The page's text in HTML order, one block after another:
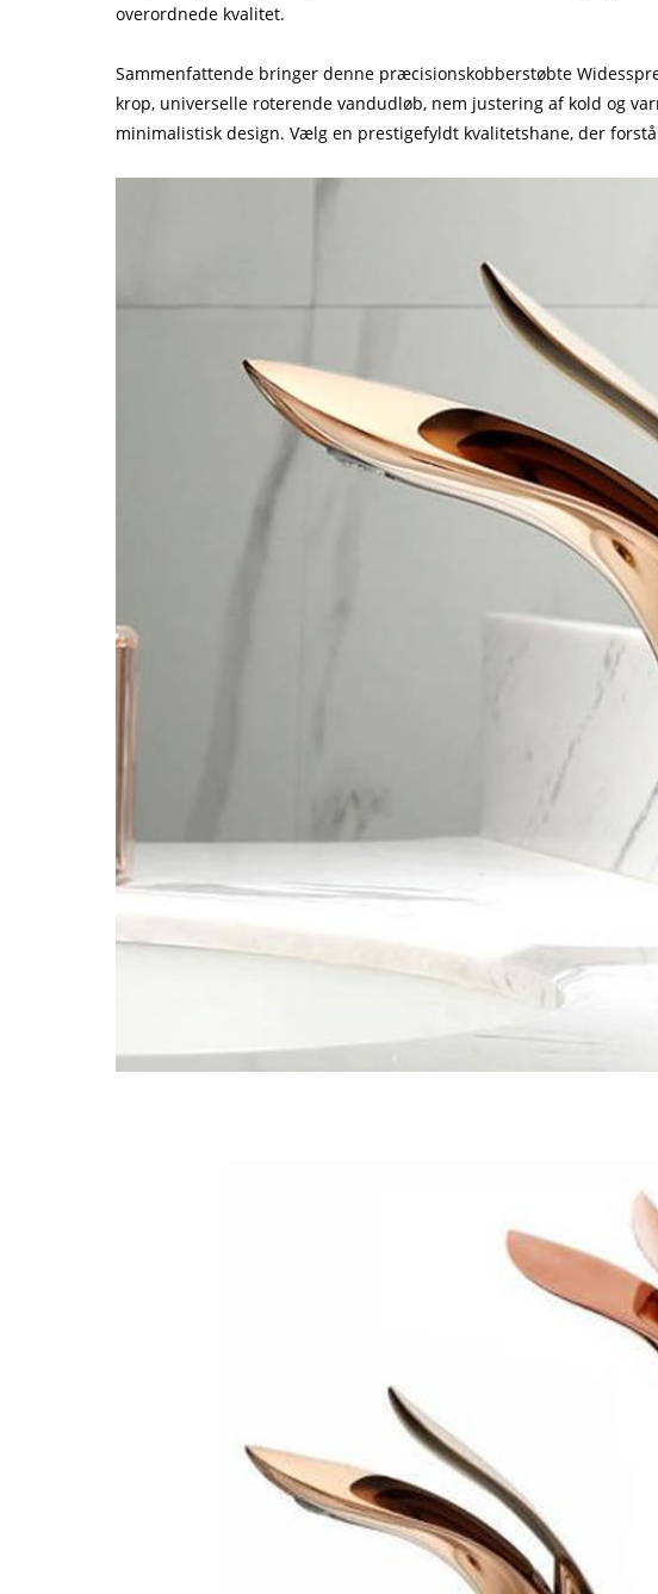
overordnede kvalitet.
Sammenfattende bringer denne præcisionskobberstøbte
krop, universelle roterende vandudløb, nem justering af kold og
minimalistisk design. Vælg en prestigefyldt kvalitetshane, der